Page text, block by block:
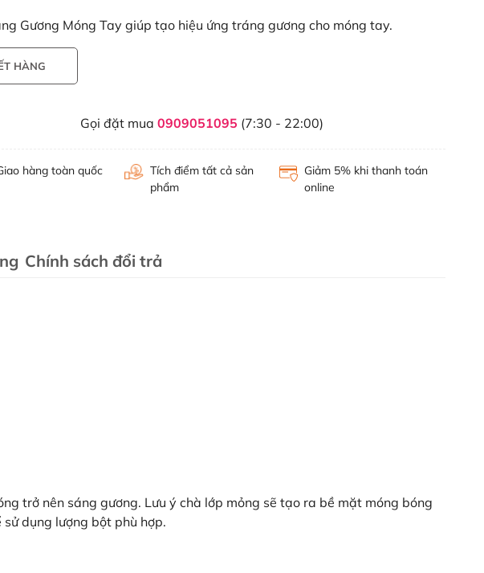
Gương Móng Tay giúp tạo hiệu ứng tráng gương cho móng tay.
HÀNG
Gọi đặt mua 0909051095 (7:30 - 22:00)
hàng toàn quốc
Tích điểm tất cả sản
phẩm
Giảm 5% khi thanh toán
online
Chính sách đổi trả
trở nên sáng gương. Lưu ý chà lớp mỏng sẽ tạo ra bề mặt móng bóng
dụng lượng bột phù hợp.